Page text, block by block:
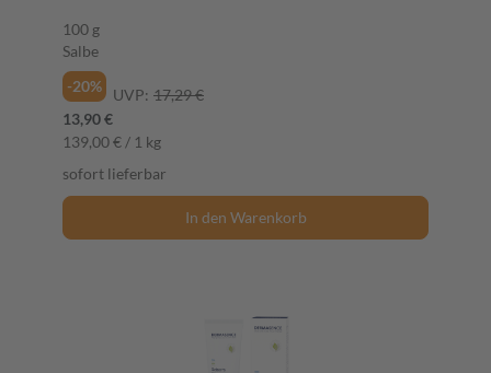
100 g
Salbe
-20%
UVP: 17,29 €
13,90 €
139,00 € / 1 kg
sofort lieferbar
In den Warenkorb